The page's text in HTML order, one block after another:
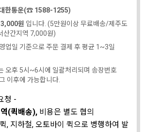
한통운(☎ 1588-1255)
원 입니다. (5만원이상 무료배송/제주도
산간지역 7,000원)
업일 기준으로 주문 결제 후 평균 1~3일
오후 5시~6시에 일괄처리되며 송장번호
이후에 가능합니다.
청 -
(퀵배송), 비용은 별도 협의
, 지하철, 오토바이 퀵으로 병행하여 발